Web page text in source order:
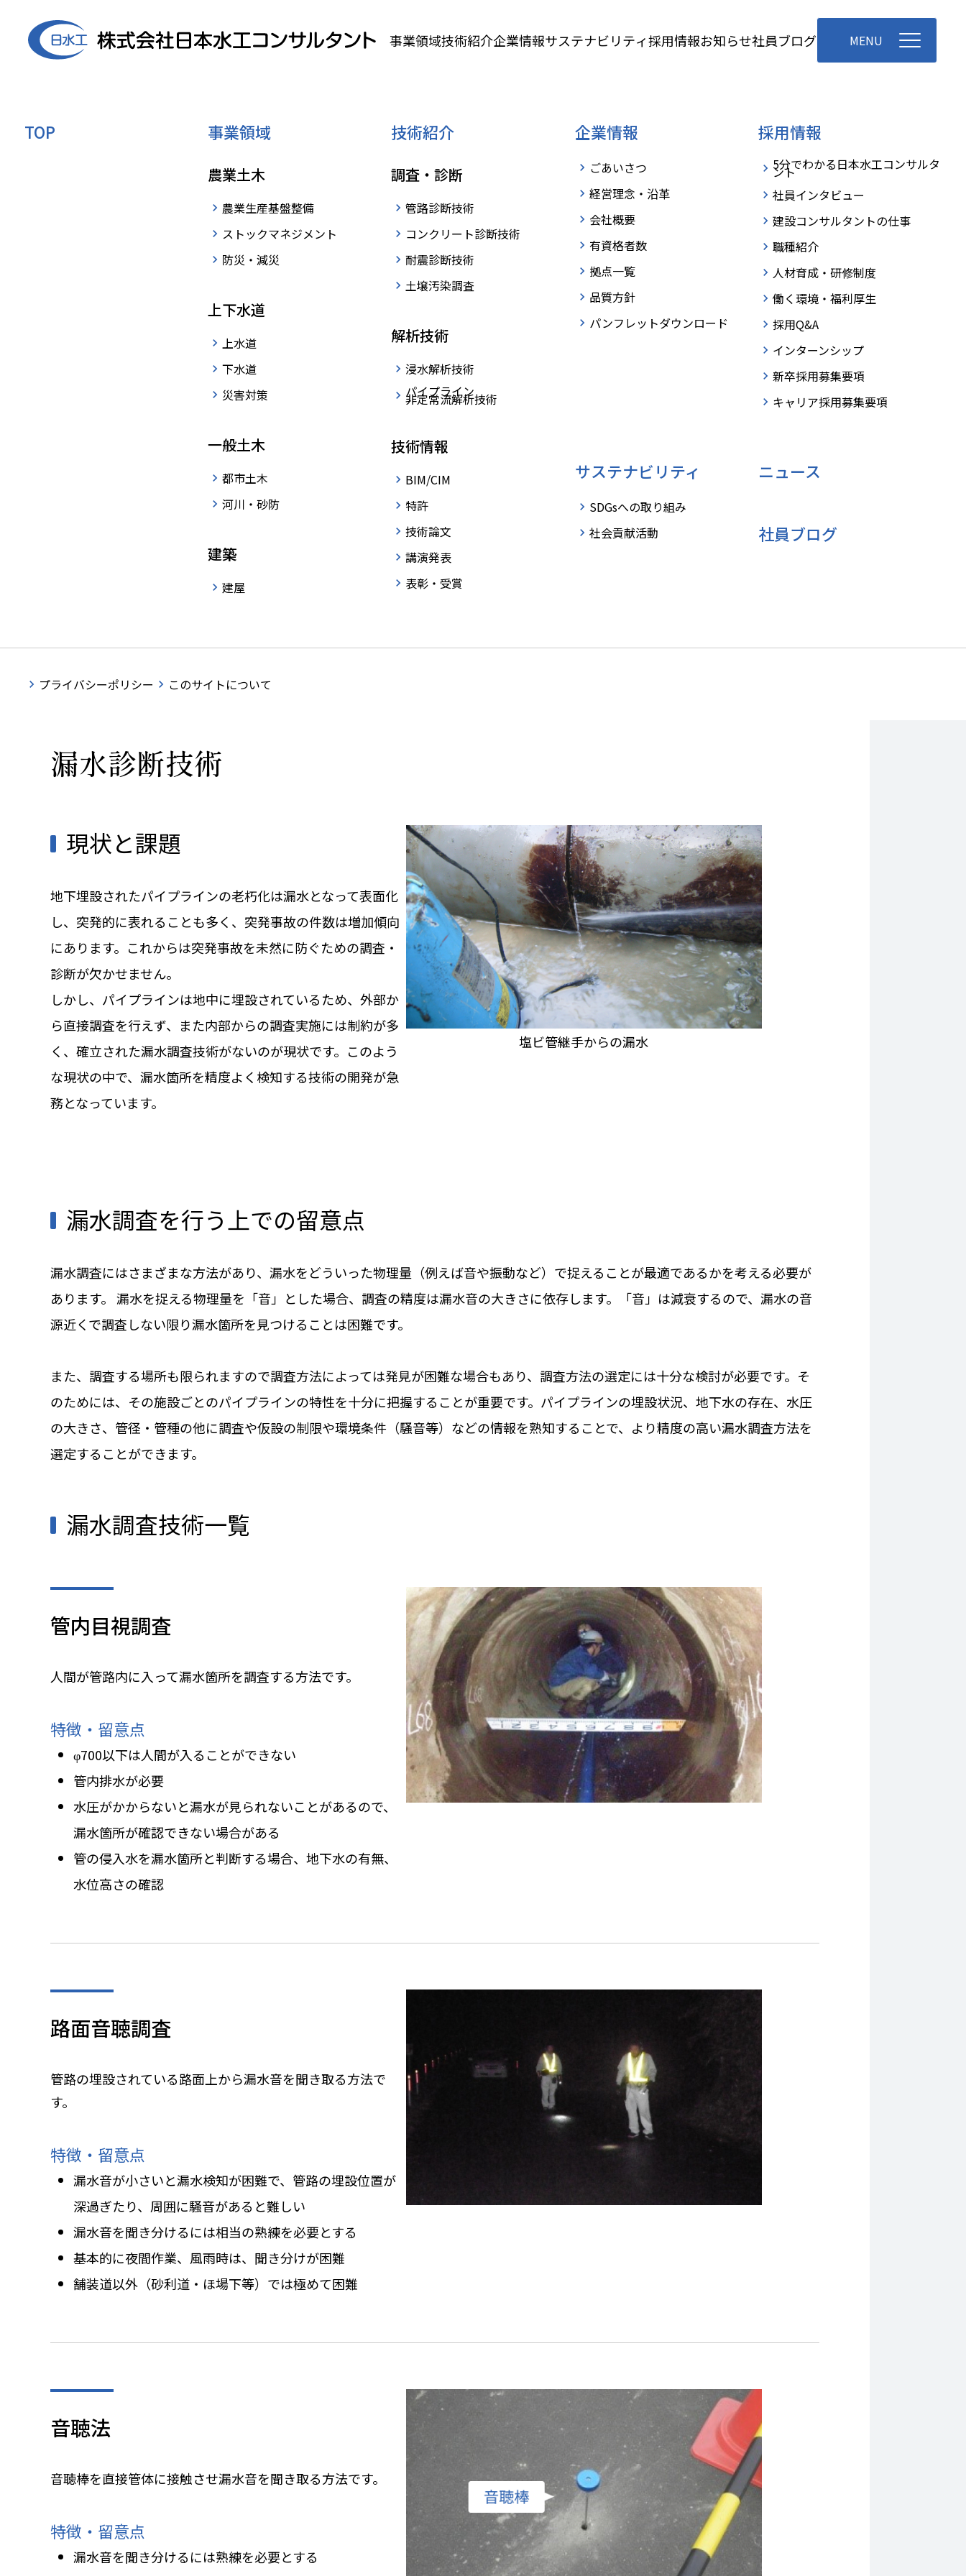
事業領域技術紹介企業情報サステナビリティ採用情報お知らせ社員ブログ MENU
TOP 事業領域
農業土木
農業生産基盤整備
ストックマネジメント
防災・減災
上下水道
上水道
下水道
災害対策
一般土木
都市土木
河川・砂防
建築
建屋
技術紹介
調査・診断
管路診断技術
コンクリート診断技術
耐震診断技術
土壌汚染調査
解析技術
浸水解析技術
パイプライン
非定常流解析技術
技術情報
BIM/CIM
特許
技術論文
講演発表
表彰・受賞
企業情報
ごあいさつ
経営理念・沿革
会社概要
有資格者数
拠点一覧
品質方針
パンフレットダウンロード
サステナビリティ
SDGsへの取り組み
社会貢献活動
採用情報
5分でわかる日本水工コンサルタ
ント
社員インタビュー
建設コンサルタントの仕事
職種紹介
人材育成・研修制度
働く環境・福利厚生
採用Q&A
インターンシップ
新卒採用募集要項
キャリア採用募集要項
ニュース
社員ブログ
プライバシーポリシー このサイトについて
技術紹介
管路診断技術
衝撃弾性波法 内径変形診断
漏水診断技術
現状と課題
地下埋設されたパイプラインの老朽化は漏水となって表面化
し、突発的に表れることも多く、突発事故の件数は増加傾向
にあります。これからは突発事故を未然に防ぐための調査・
診断が欠かせません。
しかし、パイプラインは地中に埋設されているため、外部か
ら直接調査を行えず、また内部からの調査実施には制約が多
く、確立された漏水調査技術がないのが現状です。このよう
な現状の中で、漏水箇所を精度よく検知する技術の開発が急
務となっています。
塩ビ管継手からの漏水
漏水調査を行う上での留意点
漏水調査にはさまざまな方法があり、漏水をどういった物理量（例えば音や振動など）で捉えることが最適であるかを考える必要が
あります。 漏水を捉える物理量を「音」とした場合、調査の精度は漏水音の大きさに依存します。「音」は減衰するので、漏水の音
源近くで調査しない限り漏水箇所を見つけることは困難です。
また、調査する場所も限られますので調査方法によっては発見が困難な場合もあり、調査方法の選定には十分な検討が必要です。そ
のためには、その施設ごとのパイプラインの特性を十分に把握することが重要です。パイプラインの埋設状況、地下水の存在、水圧
の大きさ、管径・管種の他に調査や仮設の制限や環境条件（騒音等）などの情報を熟知することで、より精度の高い漏水調査方法を
選定することができます。
漏水調査技術一覧
管内目視調査
人間が管路内に入って漏水箇所を調査する方法です。
特徴・留意点
φ700以下は人間が入ることができない
管内排水が必要
水圧がかからないと漏水が見られないことがあるので、
漏水箇所が確認できない場合がある
管の侵入水を漏水箇所と判断する場合、地下水の有無、
水位高さの確認
路面音聴調査
管路の埋設されている路面上から漏水音を聞き取る方法で
す。
特徴・留意点
漏水音が小さいと漏水検知が困難で、管路の埋設位置が
深過ぎたり、周囲に騒音があると難しい
漏水音を聞き分けるには相当の熟練を必要とする
基本的に夜間作業、風雨時は、聞き分けが困難
舗装道以外（砂利道・ほ場下等）では極めて困難
音聴法
音聴棒を直接管体に接触させ漏水音を聞き取る方法です。
特徴・留意点
漏水音を聞き分けるには熟練を必要とする